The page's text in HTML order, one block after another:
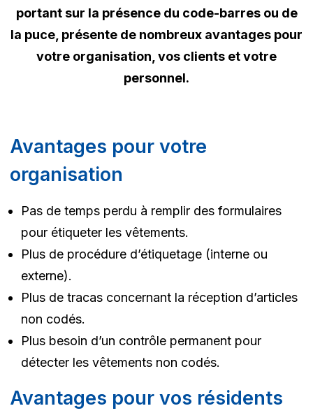
portant sur la présence du code-barres ou de
la puce, présente de nombreux avantages pour
votre organisation, vos clients et votre
personnel.
Avantages pour votre
organisation
Pas de temps perdu à remplir des formulaires
pour étiqueter les vêtements.
Plus de procédure d’étiquetage (interne ou
externe).
Plus de tracas concernant la réception d’articles
non codés.
Plus besoin d’un contrôle permanent pour
détecter les vêtements non codés.
Avantages pour vos résidents